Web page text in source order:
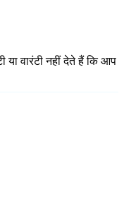
वारंटी नहीं देते हैं कि आप